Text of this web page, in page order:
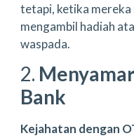
tetapi, ketika
mengambil hadiah
waspada.
2.
Bank
Kejahatan dengan